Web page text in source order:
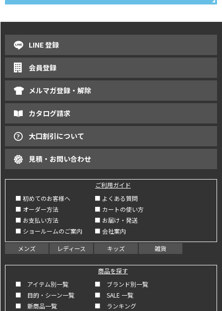
LINE 登録
会員登録
メルマガ登録・解除
カタログ請求
大口割引について
見積・お問い合わせ
ご利用ガイド
■ 初めてのお客様へ
■ よくある質問
■ オーダー方法
■ カートの使い方
■ お支払い方法
■ お届け・発送
■ ショールームのご案内
■ 会社案内
メンズ レディース キッズ 雑貨
商品を探す
■ アイテム別一覧
■ ブランド別一覧
■ 目的・シーン一覧
■ SALE 一覧
■ 新商品一覧
■ ランキング